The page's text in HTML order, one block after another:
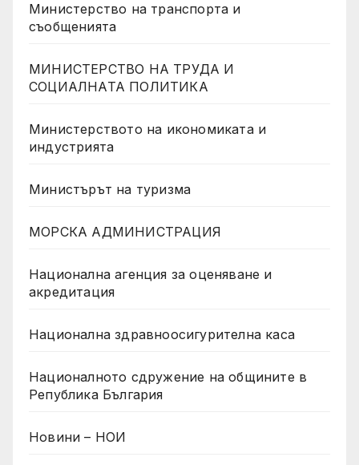
Министерство на транспорта и
съобщенията
МИНИСТЕРСТВО НА ТРУДА И
СОЦИАЛНАТА ПОЛИТИКА
Министерството на икономиката и
индустрията
Министърът на туризма
МОРСКА АДМИНИСТРАЦИЯ
Национална агенция за оценяване и
акредитация
Национална здравноосигурителна каса
Националното сдружение на общините в
Република България
Новини – НОИ